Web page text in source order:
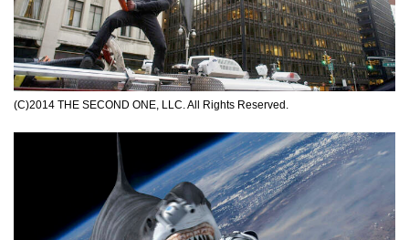
(C)2014 THE SECOND ONE, LLC. All Rights Reserved.